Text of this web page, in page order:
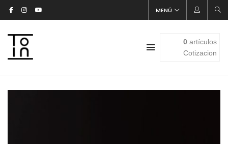
MENÚ
0artículos
Cotizacion